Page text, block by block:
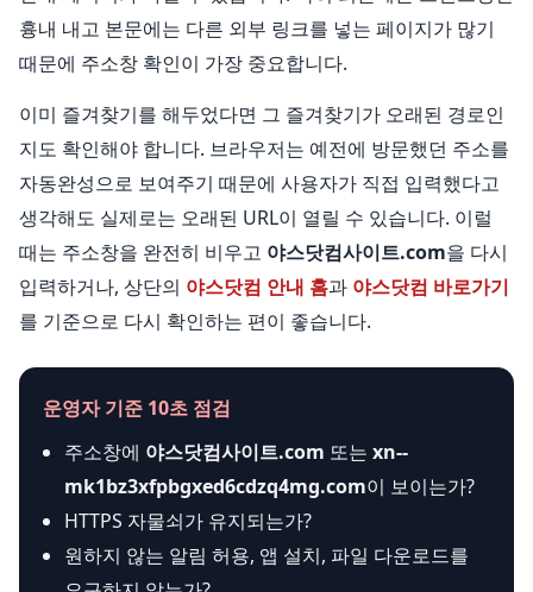
흉내 내고 본문에는 다른 외부 링크를 넣는 페이지가 많기
때문에 주소창 확인이 가장 중요합니다.
이미 즐겨찾기를 해두었다면 그 즐겨찾기가 오래된 경로인
지도 확인해야 합니다. 브라우저는 예전에 방문했던 주소를
자동완성으로 보여주기 때문에 사용자가 직접 입력했다고
생각해도 실제로는 오래된 URL이 열릴 수 있습니다. 이럴
때는 주소창을 완전히 비우고 야스닷컴사이트.com을 다시
입력하거나, 상단의 야스닷컴 안내 홈과 야스닷컴 바로가기
를 기준으로 다시 확인하는 편이 좋습니다.
운영자 기준 10초 점검
주소창에 야스닷컴사이트.com 또는 xn--
mk1bz3xfpbgxed6cdzq4mg.com이 보이는가?
HTTPS 자물쇠가 유지되는가?
원하지 않는 알림 허용, 앱 설치, 파일 다운로드를